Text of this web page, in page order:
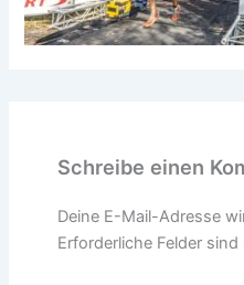
Schreibe einen
Deine E-Mail-Adresse
Erforderliche Felder sind